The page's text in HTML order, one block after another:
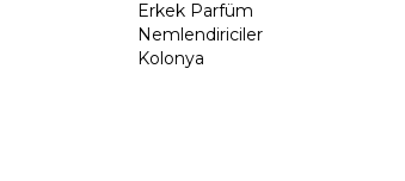
Erkek Parfüm
Nemlendiriciler
Kolonya